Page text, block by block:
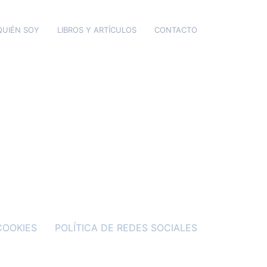
SOY LIBROS Y ARTÍCULOS CONTACTO
POLÍTICA DE REDES SOCIALES